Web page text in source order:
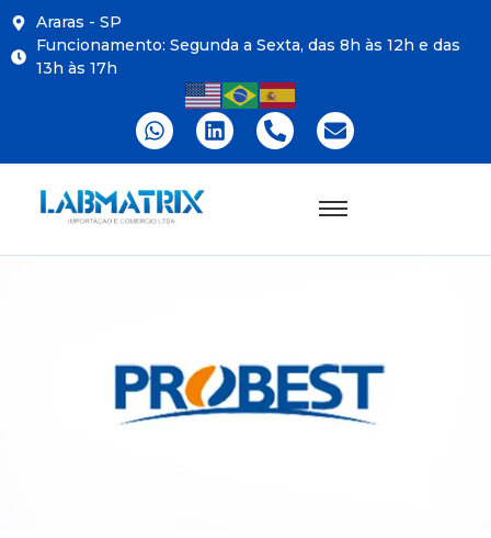
Araras - SP
Funcionamento: Segunda a Sexta, das 8h às 12h e das
13h às 17h